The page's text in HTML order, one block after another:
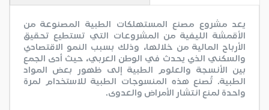
يعد مشروع مصنع المستهلكات الطبية المصنوعة من
الأقمشة الليفية من المشروعات التي تستطيع تحقيق
الأرباح المالية من خلالها، وذلك بسبب النمو الاقتصادي
والسكني الذي يحدث في الوطن العربي، حيث أدى الجمع
بين الأنسجة والعلوم الطبية إلى ظهور بعض المواد
الطبية. تُصنع هذه المنسوجات الطبية للاستخدام لمرة
واحدة لمنع انتشار الأمراض والعدوى.